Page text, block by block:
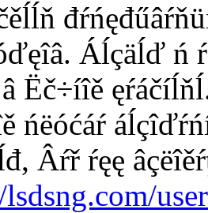
Áĺçäĺď ń
Ëč÷íîě
ńëóćáŕ
Âŕř ŕęę